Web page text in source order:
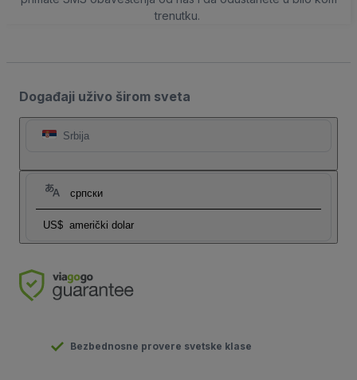
trenutku.
Događaji uživo širom sveta
Srbija
српски
US$ američki dolar
Bezbednosne provere svetske klase